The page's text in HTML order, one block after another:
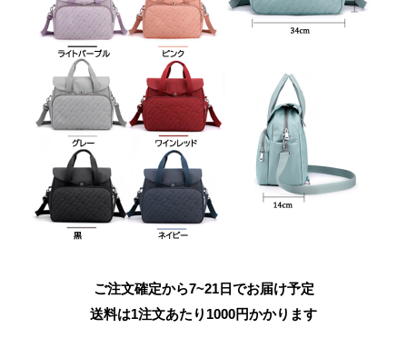
ご注文確定から7~21日でお届け予定
送料は1注文あたり 1000円かかります